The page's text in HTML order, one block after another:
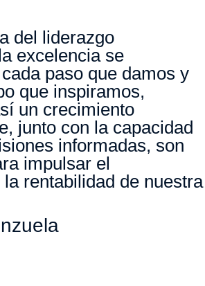
del liderazgo
excelencia se
paso que damos y
que inspiramos,
un crecimiento
junto con la capacidad
informadas, son
impulsar el
rentabilidad de nuestra